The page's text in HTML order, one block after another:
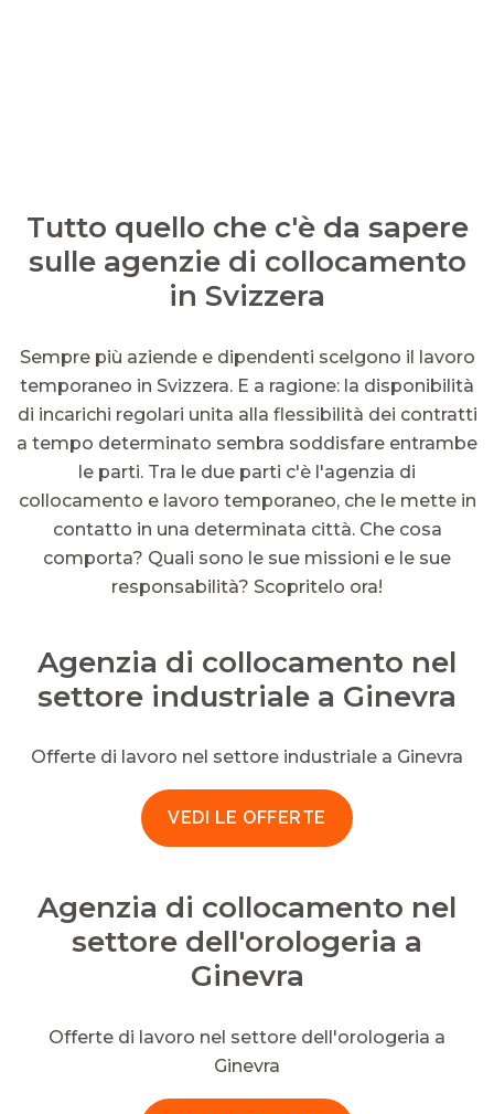
Tutto quello che c'è da sapere
sulle agenzie di collocamento
in Svizzera
Sempre più aziende e dipendenti scelgono il lavoro
temporaneo in Svizzera. E a ragione: la disponibilità
di incarichi regolari unita alla flessibilità dei contratti
a tempo determinato sembra soddisfare entrambe
le parti. Tra le due parti c'è l'agenzia di
collocamento e lavoro temporaneo, che le mette in
contatto in una determinata città. Che cosa
comporta? Quali sono le sue missioni e le sue
responsabilità? Scopritelo ora!
Agenzia di collocamento nel
settore industriale a Ginevra
Offerte di lavoro nel settore industriale a Ginevra
VEDI LE OFFERTE
Agenzia di collocamento nel
settore dell'orologeria a
Ginevra
Offerte di lavoro nel settore dell'orologeria a
Ginevra